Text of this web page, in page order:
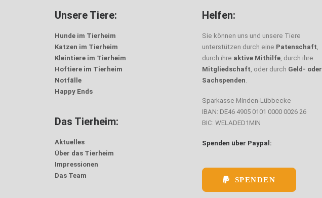
Unsere Tiere:
Hunde im Tierheim
Katzen im Tierheim
Kleintiere im Tierheim
Hoftiere im Tierheim
Notfälle
Happy Ends
Das Tierheim:
Aktuelles
Über das Tierheim
Impressionen
Das Team
Helfen:
Sie können uns und unsere Tiere
unterstützen durch eine Patenschaft,
durch ihre aktive Mithilfe, durch ihre
Mitgliedschaft, oder durch Geld- oder
Sachspenden.
Sparkasse Minden-Lübbecke
IBAN: DE46 4905 0101 0000 0026 26
BIC: WELADED1MIN
Spenden über Paypal:
SPENDEN